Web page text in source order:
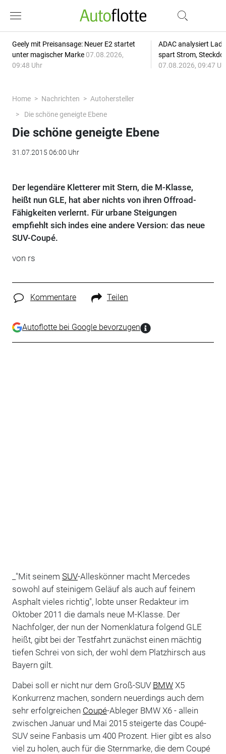
Geely mit Preisansage: Neuer E2 startet
unter magischer Marke 07.08.2026,
09:48 Uhr
ADAC analysiert
spart Strom,
07.08.2026, 09:47
Home Nachrichten
Autohersteller
Die schöne geneigte Ebene
Die schöne geneigte Ebene
31.07.2015 06:00 Uhr
Der legendäre Kletterer mit Stern, die M-Klasse,
heißt nun GLE, hat aber nichts von ihren Offroad-
Fähigkeiten verlernt. Für urbane Steigungen
empfiehlt sich indes eine andere Version: das neue
SUV-Coupé.
von rs
Kommentare Teilen
Autoflotte bei Google bevorzugen
_"Mit seinem SUV-Alleskönner macht Mercedes
sowohl auf steinigem Geläuf als auch auf feinem
Asphalt vieles richtig", lobte unser Redakteur im
Oktober 2011 die damals neue M-Klasse. Der
Nachfolger, der nun der Nomenklatura folgend GLE
heißt, gibt bei der Testfahrt zunächst einen mächtig
tiefen Schrei von sich, der wohl dem Platzhirsch aus
Bayern gilt.
Dabei soll er nicht nur dem Groß-SUV BMWX5
Konkurrenz machen, sondern neuerdings auch dem
sehr erfolgreichen Coupé-Ableger BMW X6 - allein
zwischen Januar und Mai 2015 steigerte das Coupé-
SUV seine Fanbasis um 400 Prozent. Hier gibt es also
viel zu holen, auch für die Sternmarke, die dem Coupé